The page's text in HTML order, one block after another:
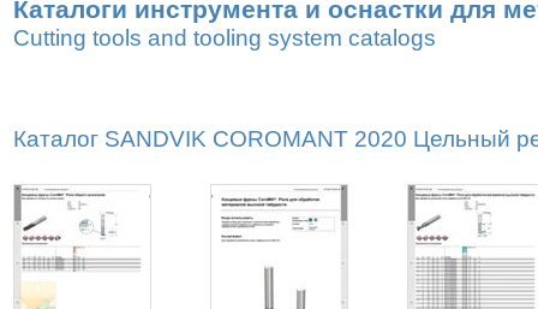
Каталоги инструмента и оснастки для
Cutting tools and tooling system catalogs
Каталог SANDVIK COROMANT 2020 Цельный